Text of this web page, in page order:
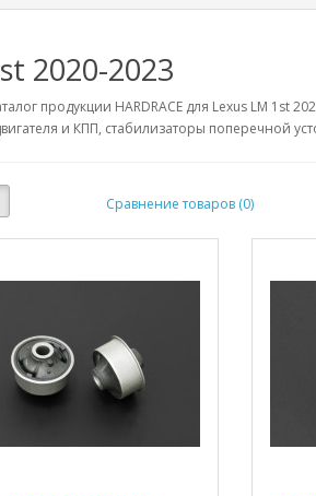
2020-2023
продукции HARDRACE для Lexus LM 1st
и КПП, стабилизаторы поперечной
Сравнение товаров (0)